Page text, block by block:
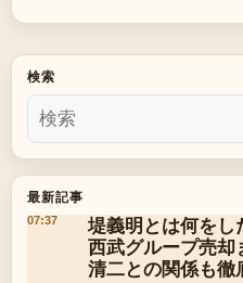
検索
最新記事
07:37
堤義明とは何をし
西武グループ売
清二との関係も徹